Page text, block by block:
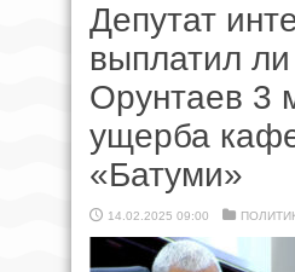
Депутат
выплатил ли
Орунтаев 3
ущерба
«Батуми»
14.02.2025 09:00